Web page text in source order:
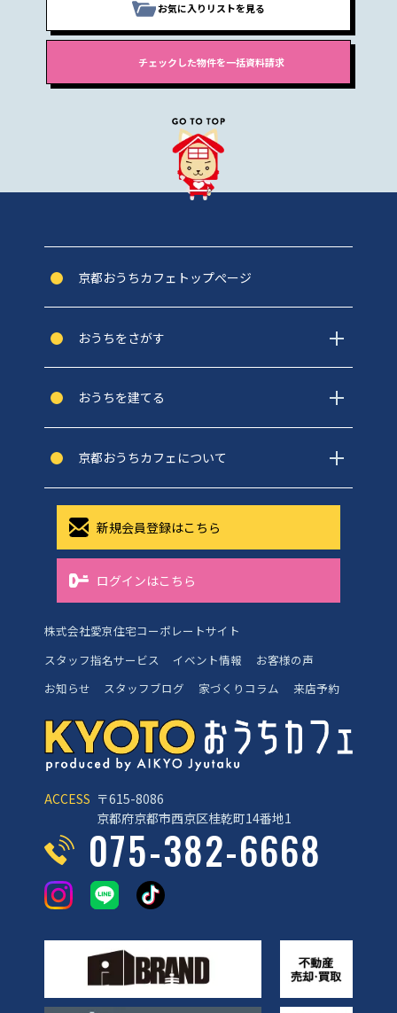
お気に入りリストを見る
ACCESS 〒615-8086
京都府京都市西京区桂乾町14番地1
075-382-6668
京都おうちカフェトップぺージ
おうちをさがす
おうちを建てる
京都おうちカフェについて
新規会員登録はこちら
ログインはこちら
株式会社愛京住宅コーポレートサイト
スタッフ指名サービス
イベント情報
お客様の声
お知らせ
スタッフブログ 家づくりコラム 来店予約